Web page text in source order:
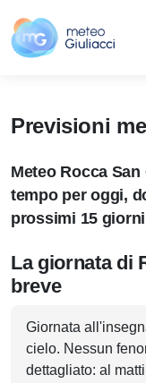
Previsioni
Meteo Rocca
tempo per oggi,
prossimi 15 giorni
La giornata di
breve
Giornata
cielo. Nessun
dettagliato: al